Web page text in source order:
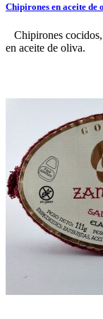
Chipirones en aceite de
Chipirones cocidos,
en aceite de oliva.